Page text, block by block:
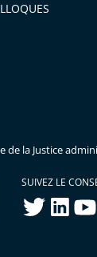
de la Justice
SUIVEZ LE
twitterlinkedIn